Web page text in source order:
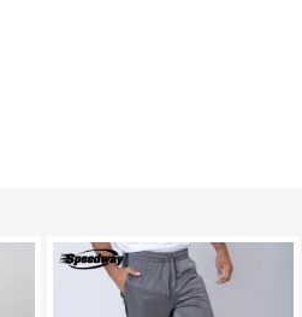
TEXTTRANSPARENTE